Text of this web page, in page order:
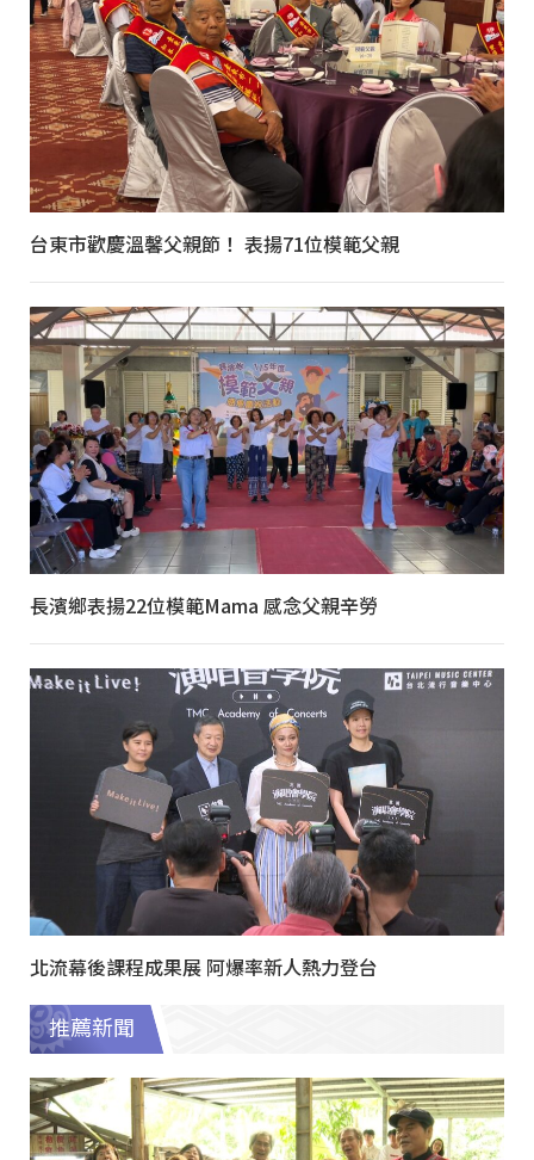
台東市歡慶溫馨父親節！ 表揚71位模範父親
長濱鄉表揚22位模範Mama 感念父親辛勞
北流幕後課程成果展 阿爆率新人熱力登台
推薦新聞